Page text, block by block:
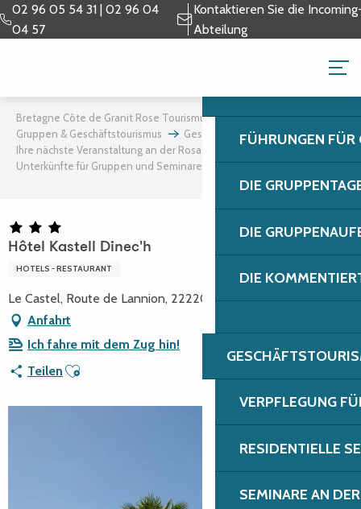
Aller
au
02 96 05 54 31 | 02 96 04
04 57
Kontaktieren Sie die
Abteilung
GRUPPEN &
FÜHRUNGEN FÜR
DIE
DIE
DIE
VERPFLEGUNG
RESIDENTIELLE
SEMINARE AN
Bretagne Côte de Granit Rose Tourismus
Gruppen & Geschäftstourismus
Geschäftstourismus
Ihre nächste Veranstaltung an der Rosa Granitküste
Unterkünfte für Gruppen und Seminare
Hôtel Kastell Dinec'h
Hôtel Kastell Dinec'h
HOTELS - RESTAURANT
Le Castel, Route de Lannion, 22220 Minihy-Tréguier
Anfahrt
Ich fahre mit dem Zug hin!
Teilen Ajouter aux favoris